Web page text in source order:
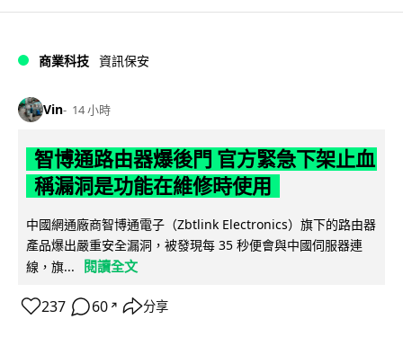
商業科技 資訊保安
Vin 14 小時
智博通路由器爆後門 官方緊急下架止血
稱漏洞是功能在維修時使用
中國網通廠商智博通電子（Zbtlink Electronics）旗下的路由器
產品爆出嚴重安全漏洞，被發現每 35 秒便會與中國伺服器連
線，旗...
閱讀全文
237 60 ↗ 分享